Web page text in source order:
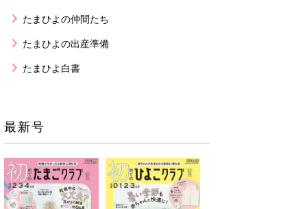
たまひよの仲間たち
たまひよの出産準備
たまひよ白書
最新号